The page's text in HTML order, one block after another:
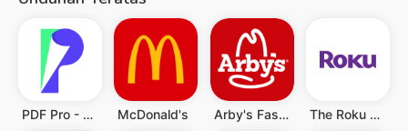
PDF Pro - Reader & Maker McDonald's Arby's Fast Food Sandwiches The Roku App (Official)